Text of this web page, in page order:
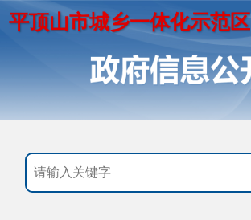
平顶山市城乡一体化示范区